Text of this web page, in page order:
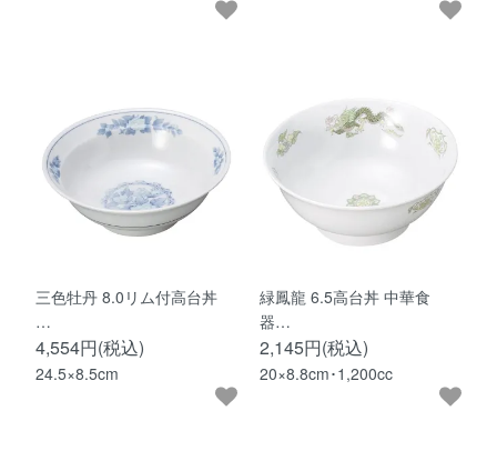
三色牡丹 8.0リム付高台丼
…
4,554円(税込)
24.5×8.5cm
緑鳳龍 6.5高台丼 中華食
器…
2,145円(税込)
20×8.8cm･1,200cc